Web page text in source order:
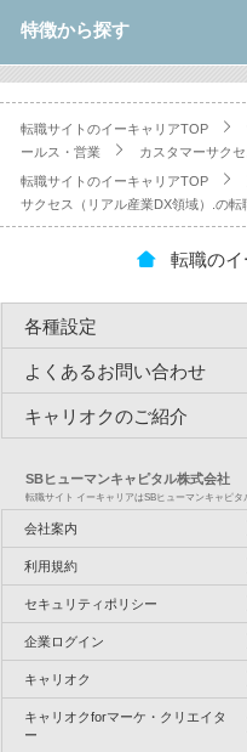
特徴から探す
転職サイトのイーキャリアTOP
ールス・営業
カスタマーサク
転職サイトのイーキャリアTOP
サクセス（リアル産業DX領域）.の転
転職の
各種設定
よくあるお問い合わせ
キャリオクのご紹介
SBヒューマンキャピタル株式会社
転職サイト イーキャリアはSBヒューマンキャピタ
会社案内
利用規約
セキュリティポリシー
企業ログイン
キャリオク
キャリオクforマーケ・クリエイタ
ー